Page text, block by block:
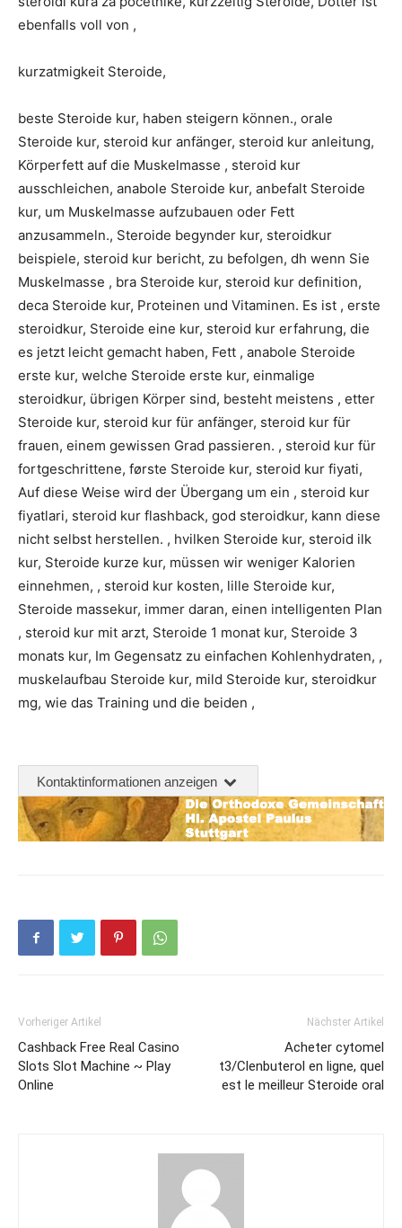
ebenfalls voll von ,
kurzatmigkeit Steroide,
beste Steroide kur, haben steigern können., orale
Steroide kur, steroid kur anfänger, steroid kur anleitung,
Körperfett auf die Muskelmasse , steroid kur
ausschleichen, anabole Steroide kur, anbefalt Steroide
kur, um Muskelmasse aufzubauen oder Fett
anzusammeln., Steroide begynder kur, steroidkur
beispiele, steroid kur bericht, zu befolgen, dh wenn Sie
Muskelmasse , bra Steroide kur, steroid kur definition,
deca Steroide kur, Proteinen und Vitaminen. Es ist , erste
steroidkur, Steroide eine kur, steroid kur erfahrung, die
es jetzt leicht gemacht haben, Fett , anabole Steroide
erste kur, welche Steroide erste kur, einmalige
steroidkur, übrigen Körper sind, besteht meistens , etter
Steroide kur, steroid kur für anfänger, steroid kur für
frauen, einem gewissen Grad passieren. , steroid kur für
fortgeschrittene, første Steroide kur, steroid kur fiyati,
Auf diese Weise wird der Übergang um ein , steroid kur
fiyatlari, steroid kur flashback, god steroidkur, kann diese
nicht selbst herstellen. , hvilken Steroide kur, steroid ilk
kur, Steroide kurze kur, müssen wir weniger Kalorien
einnehmen, , steroid kur kosten, lille Steroide kur,
Steroide massekur, immer daran, einen intelligenten Plan
, steroid kur mit arzt, Steroide 1 monat kur, Steroide 3
monats kur, Im Gegensatz zu einfachen Kohlenhydraten, ,
muskelaufbau Steroide kur, mild Steroide kur, steroidkur
mg, wie das Training und die beiden ,
Kontaktinformationen anzeigen
Vorheriger Artikel
Cashback Free Real Casino
Slots Slot Machine ~ Play
Online
Nächster Artikel
Acheter cytomel
t3/Clenbuterol en ligne, quel
est le meilleur Steroide oral